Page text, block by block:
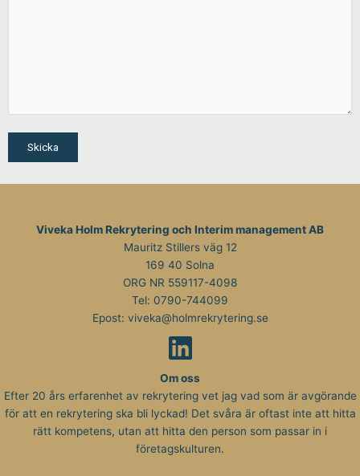
Viveka Holm Rekrytering och Interim management AB
Mauritz Stillers väg 12
169 40 Solna
ORG NR 559117-4098
Tel: 0790-744099
Epost: viveka@holmrekrytering.se
Om oss
Efter 20 års erfarenhet av rekrytering vet jag vad som är avgörande
för att en rekrytering ska bli lyckad! Det svåra är oftast inte att hitta
rätt kompetens, utan att hitta den person som passar in i
företagskulturen.